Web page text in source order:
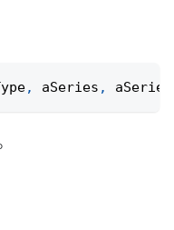
, aSeries ,